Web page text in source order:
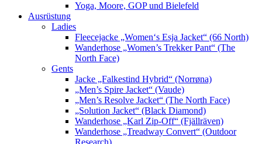
Yoga, Moore, GOP und Bielefeld
Ausrüstung
Ladies
Fleecejacke „Women‘s Esja Jacket“ (66 North)
Wanderhose „Women’s Trekker Pant“ (The
North Face)
Gents
Jacke „Falkestind Hybrid“ (Norrøna)
„Men’s Spire Jacket“ (Vaude)
„Men’s Resolve Jacket“ (The North Face)
„Solution Jacket“ (Black Diamond)
Wanderhose „Karl Zip-Off“ (Fjällräven)
Wanderhose „Treadway Convert“ (Outdoor
Research)